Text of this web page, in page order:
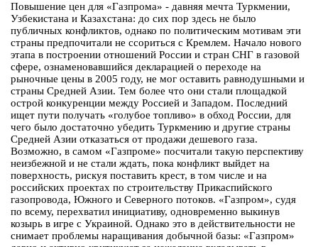
Повышение цен для «Газпрома» - давняя мечта Туркмении,
Узбекистана и Казахстана: до сих пор здесь не было
публичных конфликтов, однако по политическим мотивам эти
страны предпочитали не ссориться с Кремлем. Начало нового
этапа в построении отношений России и стран СНГ в газовой
сфере, ознаменовавшийся декларацией о переходе на
рыночные цены в 2005 году, не мог оставить равнодушными и
страны Средней Азии. Тем более что они стали площадкой
острой конкуренции между Россией и Западом. Последний
ищет пути получать «голубое топливо» в обход России, для
чего было достаточно убедить Туркмению и другие страны
Средней Азии отказаться от продажи дешевого газа.
Возможно, в самом «Газпроме» посчитали такую перспективу
неизбежной и не стали ждать, пока конфликт выйдет на
поверхность, рискуя поставить крест, в том числе и на
российских проектах по строительству Прикаспийского
газопровода, Южного и Северного потоков. «Газпром», судя
по всему, перехватил инициативу, одновременно выкинув
козырь в игре с Украиной. Однако это в действительности не
снимает проблемы наращивания добычной базы: «Газпром»